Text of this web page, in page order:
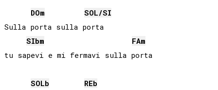
DOm SOL/SI
Sulla porta sulla porta
SIbm FAm
tu sapevi e mi fermavi sulla porta
SOLb
REb